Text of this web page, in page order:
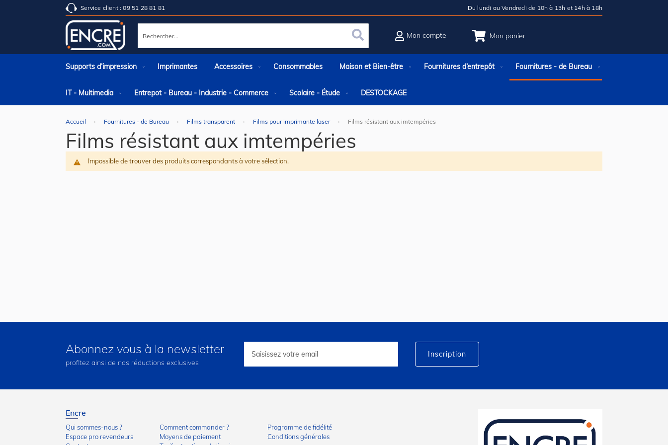
Service client : 09 51 28 81 81 Du lundi au Vendredi de 10h à 13h et 14h à 18h
Mon panier
Rechercher Rechercher
Mon compte
Supports d’impression Imprimantes Accessoires Consommables Maison et Bien-être Fournitures d’entrepôt Fournitures - de Bureau
IT - Multimedia Entrepot - Bureau - Industrie - Commerce Scolaire - Étude DESTOCKAGE
Accueil Fournitures - de Bureau Films transparent Films pour imprimante laser Films résistant aux imtempéries
Films résistant aux imtempéries
Impossible de trouver des produits correspondants à votre sélection.
Abonnez vous à la newsletter
profitez ainsi de nos réductions exclusives
lettre
Inscription
Encre
Qui sommes-nous ?
Espace pro revendeurs
Comment commander ?
Moyens de paiement
Programme de fidélité
Conditions générales